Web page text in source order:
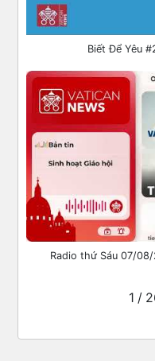
Biết Để Yêu
Radio thứ Sáu 07/
1 /